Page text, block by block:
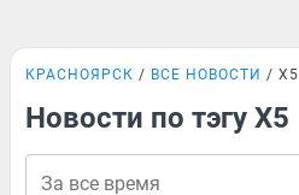
КРАСНОЯРСК ВСЕ НОВОСТИ X5
Новости по тэгу X5